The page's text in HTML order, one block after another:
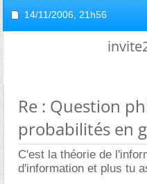
14/11/2006, 21h56
Re : Question
probabilités en
C'est la théorie de
d'information et plus tu